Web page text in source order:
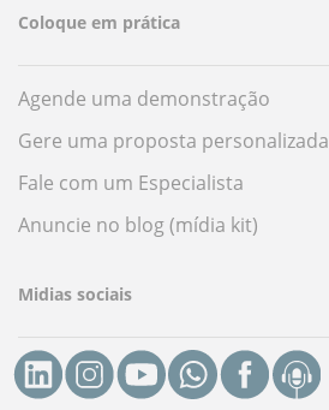
Coloque em prática
Agende uma demonstração
Gere uma proposta personalizada
Fale com um Especialista
Anuncie no blog (mídia kit)
Midias sociais